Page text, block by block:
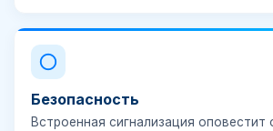
Безопасность
Встроенная сигнализация оповестит